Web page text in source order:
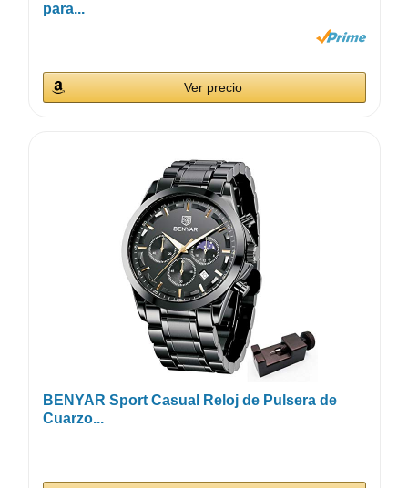
para...
Ver precio
BENYAR Sport Casual Reloj de Pulsera de
Cuarzo...